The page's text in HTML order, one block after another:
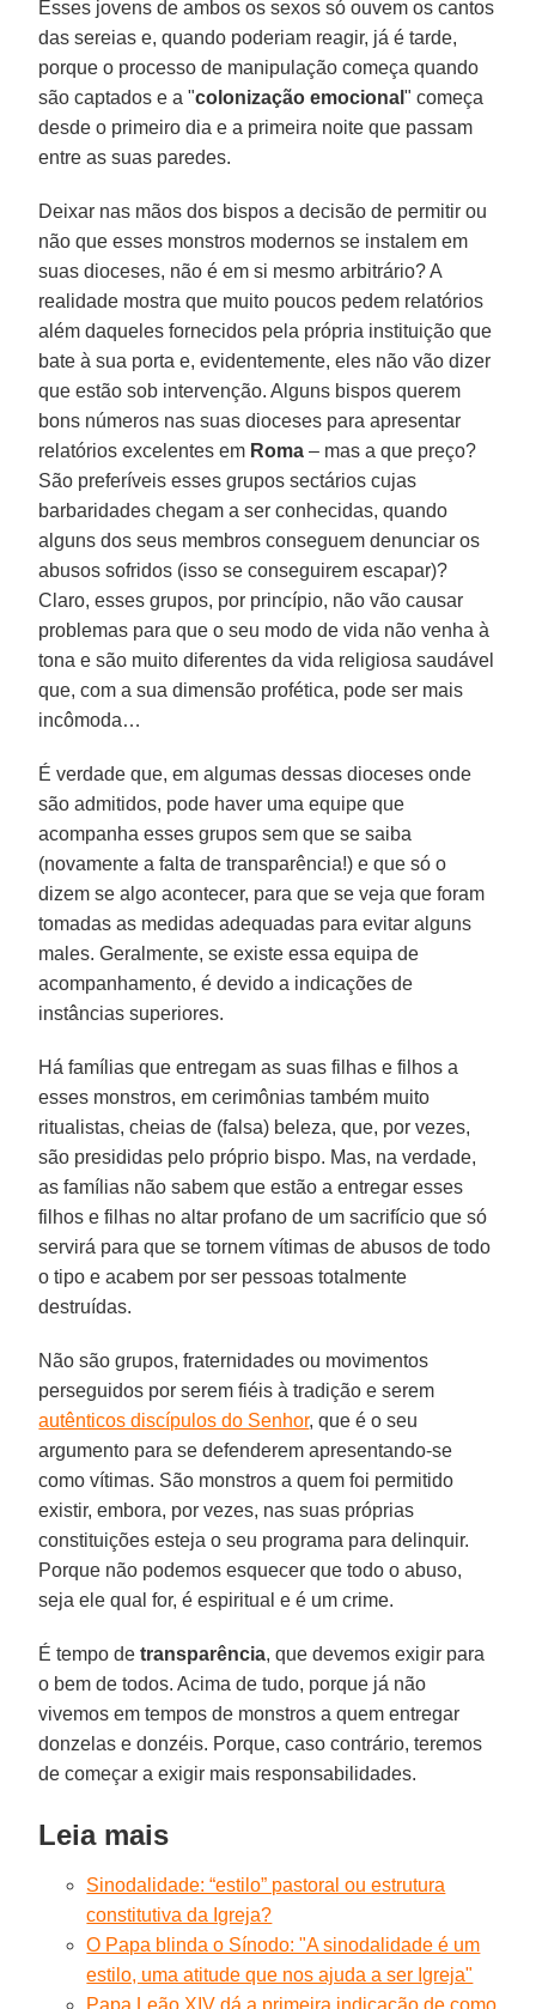
Esses jovens de ambos os sexos só ouvem os cantos
das sereias e, quando poderiam reagir, já é tarde,
porque o processo de manipulação começa quando
são captados e a "colonização emocional" começa
desde o primeiro dia e a primeira noite que passam
entre as suas paredes.
Deixar nas mãos dos bispos a decisão de permitir ou
não que esses monstros modernos se instalem em
suas dioceses, não é em si mesmo arbitrário? A
realidade mostra que muito poucos pedem relatórios
além daqueles fornecidos pela própria instituição que
bate à sua porta e, evidentemente, eles não vão dizer
que estão sob intervenção. Alguns bispos querem
bons números nas suas dioceses para apresentar
relatórios excelentes em Roma – mas a que preço?
São preferíveis esses grupos sectários cujas
barbaridades chegam a ser conhecidas, quando
alguns dos seus membros conseguem denunciar os
abusos sofridos (isso se conseguirem escapar)?
Claro, esses grupos, por princípio, não vão causar
problemas para que o seu modo de vida não venha à
tona e são muito diferentes da vida religiosa saudável
que, com a sua dimensão profética, pode ser mais
incômoda…
É verdade que, em algumas dessas dioceses onde
são admitidos, pode haver uma equipe que
acompanha esses grupos sem que se saiba
(novamente a falta de transparência!) e que só o
dizem se algo acontecer, para que se veja que foram
tomadas as medidas adequadas para evitar alguns
males. Geralmente, se existe essa equipa de
acompanhamento, é devido a indicações de
instâncias superiores.
Há famílias que entregam as suas filhas e filhos a
esses monstros, em cerimônias também muito
ritualistas, cheias de (falsa) beleza, que, por vezes,
são presididas pelo próprio bispo. Mas, na verdade,
as famílias não sabem que estão a entregar esses
filhos e filhas no altar profano de um sacrifício que só
servirá para que se tornem vítimas de abusos de todo
o tipo e acabem por ser pessoas totalmente
destruídas.
Não são grupos, fraternidades ou movimentos
perseguidos por serem fiéis à tradição e serem
autênticos discípulos do Senhor, que é o seu
argumento para se defenderem apresentando-se
como vítimas. São monstros a quem foi permitido
existir, embora, por vezes, nas suas próprias
constituições esteja o seu programa para delinquir.
Porque não podemos esquecer que todo o abuso,
seja ele qual for, é espiritual e é um crime.
É tempo detransparência, que devemos exigir para
o bem de todos. Acima de tudo, porque já não
vivemos em tempos de monstros a quem entregar
donzelas e donzéis. Porque, caso contrário, teremos
de começar a exigir mais responsabilidades.
Leia mais
Sinodalidade: “estilo” pastoral ou estrutura
constitutiva da Igreja?
O Papa blinda o Sínodo: "A sinodalidade é um
estilo, uma atitude que nos ajuda a ser Igreja"
Papa Leão XIV dá a primeira indicação de como